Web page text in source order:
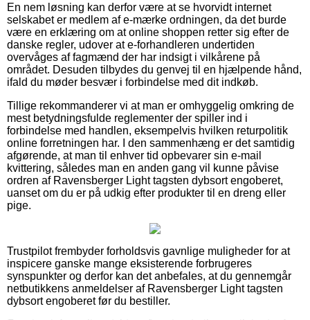
En nem løsning kan derfor være at se hvorvidt internet
selskabet er medlem af e-mærke ordningen, da det burde
være en erklæring om at online shoppen retter sig efter de
danske regler, udover at e-forhandleren undertiden
overvåges af fagmænd der har indsigt i vilkårene på
området. Desuden tilbydes du genvej til en hjælpende hånd,
ifald du møder besvær i forbindelse med dit indkøb.
Tillige rekommanderer vi at man er omhyggelig omkring de
mest betydningsfulde reglementer der spiller ind i
forbindelse med handlen, eksempelvis hvilken returpolitik
online forretningen har. I den sammenhæng er det samtidig
afgørende, at man til enhver tid opbevarer sin e-mail
kvittering, således man en anden gang vil kunne påvise
ordren af Ravensberger Light tagsten dybsort engoberet,
uanset om du er på udkig efter produkter til en dreng eller
pige.
Trustpilot frembyder forholdsvis gavnlige muligheder for at
inspicere ganske mange eksisterende forbrugeres
synspunkter og derfor kan det anbefales, at du gennemgår
netbutikkens anmeldelser af Ravensberger Light tagsten
dybsort engoberet før du bestiller.